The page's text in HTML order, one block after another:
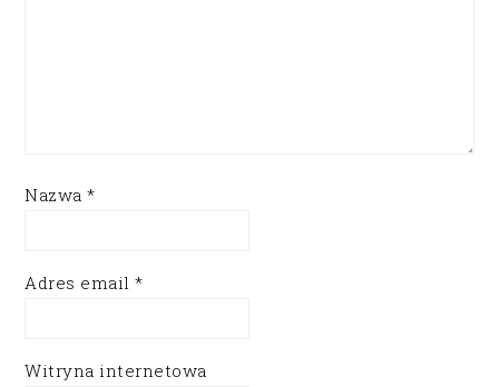
Nazwa*
Adres email*
Witryna internetowa